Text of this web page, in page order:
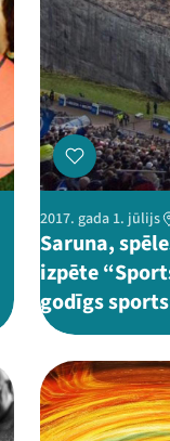
2017. gada 1. jūlijs
Saruna,
izpēte
godīgs